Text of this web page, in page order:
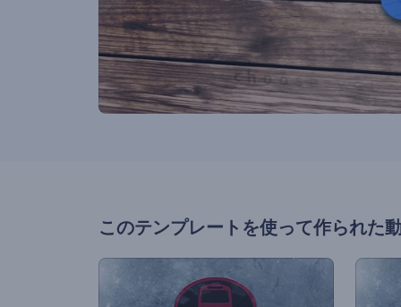
このテンプレートを使って作られた